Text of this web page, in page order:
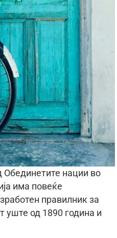
Обединетите нации во
има повеќе
правилник за
уште од 1890 година и